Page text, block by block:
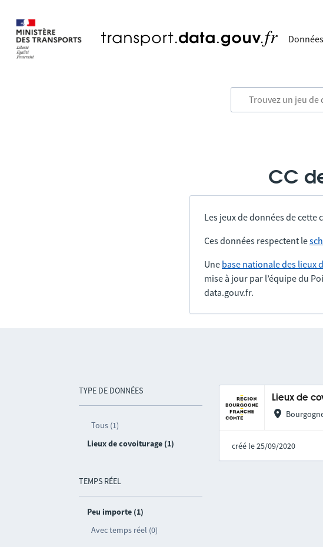
Données
CC
Les jeux de données de cette
Ces données respectent le
Une base nationale des lieux
mise à jour par l’équipe du
data.gouv.fr.
TYPE DE DONNÉES
Tous (1)
Lieux de covoiturage (1)
TEMPS RÉEL
Peu importe (1)
Avec temps réel (0)
Lieux de
créé le 25/09/2020